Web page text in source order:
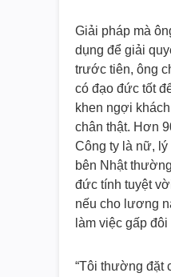
Giải pháp mà
dụng để giải
trước tiên, ông
có đạo đức tốt
khen ngợi
chân thật. Hơn
Công ty là nữ,
bên Nhật
đức tính tuyệt
nếu cho lương
làm việc gấp
“Tôi thường đặt